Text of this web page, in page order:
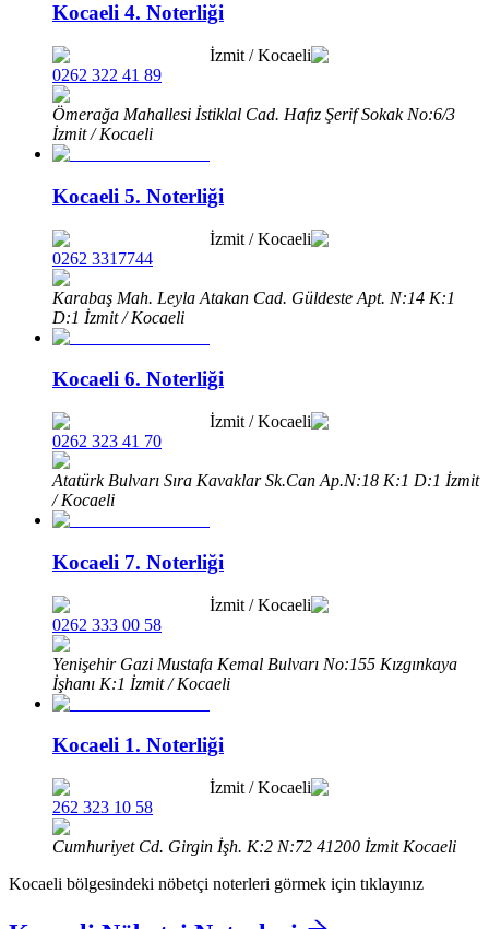
Kocaeli 4. Noterliği
İzmit /Kocaeli
0262 322 41 89
Ömerağa Mahallesi İstiklal Cad. Hafız Şerif Sokak No:6/3
İzmit / Kocaeli
Kocaeli 5. Noterliği
İzmit /Kocaeli
0262 3317744
Karabaş Mah. Leyla Atakan Cad. Güldeste Apt. N:14 K:1
D:1 İzmit / Kocaeli
Kocaeli 6. Noterliği
İzmit /Kocaeli
0262 323 41 70
Atatürk Bulvarı Sıra Kavaklar Sk.Can Ap.N:18 K:1 D:1 İzmit
/ Kocaeli
Kocaeli 7. Noterliği
İzmit /Kocaeli
0262 333 00 58
Yenişehir Gazi Mustafa Kemal Bulvarı No:155 Kızgınkaya
İşhanı K:1 İzmit / Kocaeli
Kocaeli 1. Noterliği
İzmit /Kocaeli
262 323 10 58
Cumhuriyet Cd. Girgin İşh. K:2 N:72 41200 İzmit Kocaeli
Kocaeli bölgesindeki nöbetçi noterleri görmek için tıklayınız